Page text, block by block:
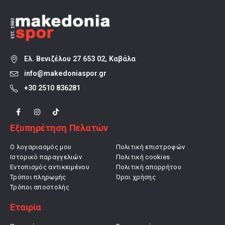
Ελ. Βενιζέλου 27 653 02, Καβάλα
info@makedoniaspor.gr
+30 2510 836281
Εξυπηρέτηση Πελατών
Ο λογαριασμός μου
Ιστορικό παραγγελιών
Εντοπισμός αντικειμένου
Τρόποι πληρωμής
Τρόποι αποστολής
Πολιτική επιστροφών
Πολιτική cookies
Πολιτική απορρήτου
Όροι χρήσης
Εταιρία